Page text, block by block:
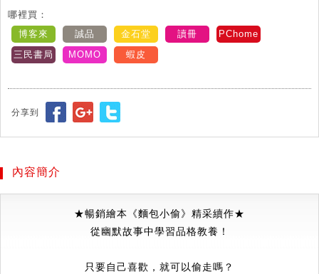
哪裡買：
博客來
誠品 金石堂 讀冊
PChome
三民書局
MOMO 蝦皮
分享到
內容簡介
★暢銷繪本《麵包小偷》精采續作★
從幽默故事中學習品格教養！
只要自己喜歡，就可以偷走嗎？